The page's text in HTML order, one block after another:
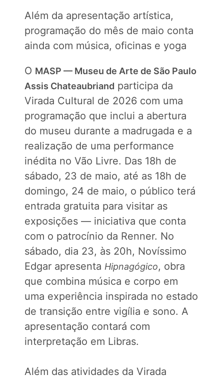
Além da apresentação artística,
programação do mês de maio conta
ainda com música, oficinas e yoga
O MASP — Museu de Arte de São Paulo
Assis Chateaubriand participa da
Virada Cultural de 2026 com uma
programação que inclui a abertura
do museu durante a madrugada e a
realização de uma performance
inédita no Vão Livre. Das 18h de
sábado, 23 de maio, até as 18h de
domingo, 24 de maio, o público terá
entrada gratuita para visitar as
exposições — iniciativa que conta
com o patrocínio da Renner. No
sábado, dia 23, às 20h, Novíssimo
Edgar apresenta Hipnagógico, obra
que combina música e corpo em
uma experiência inspirada no estado
de transição entre vigília e sono. A
apresentação contará com
interpretação em Libras.
Além das atividades da Virada